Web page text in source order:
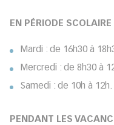
EN PÉRIODE SCOLAIRE
Mardi : de 16h30 à
Mercredi : de 8h30 à
Samedi : de 10h à 12h.
PENDANT LES